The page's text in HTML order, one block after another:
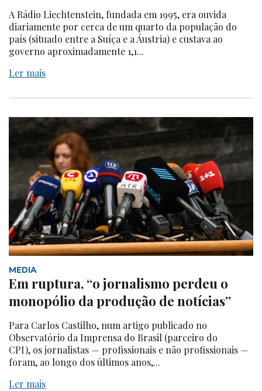
A Rádio Liechtenstein, fundada em 1995, era ouvida
diariamente por cerca de um quarto da população do
país (situado entre a Suíça e a Áustria) e custava ao
governo aproximadamente 1,1...
Ler mais
MEDIA
Em ruptura, “o jornalismo perdeu o
monopólio da produção de notícias”
Para Carlos Castilho, num artigo publicado no
Observatório da Imprensa do Brasil (parceiro do
CPI), os jornalistas — profissionais e não profissionais —
foram, ao longo dos últimos anos,...
Ler mais